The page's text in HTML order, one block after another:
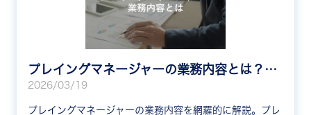
プレイングマネージャーの業務内容とは？役割一覧から効率化のコツまで徹底解説
2026/03/19
プレイングマネージャーの業務内容を網羅的に解説。プレ